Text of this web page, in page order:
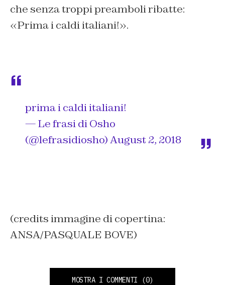
che senza troppi preamboli ribatte:
«Prima i caldi italiani!».
prima i caldi italiani!
— Le frasi di Osho
(@lefrasidiosho)August 2, 2018
(credits immagine di copertina:
ANSA/PASQUALE BOVE)
MOSTRA I COMMENTI (0)